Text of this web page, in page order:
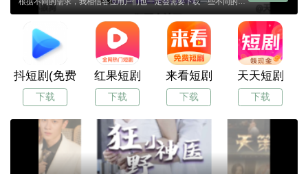
抖短剧(免费短剧)
下载
红果短剧
下载
来看短剧
下载
天天短剧
下载